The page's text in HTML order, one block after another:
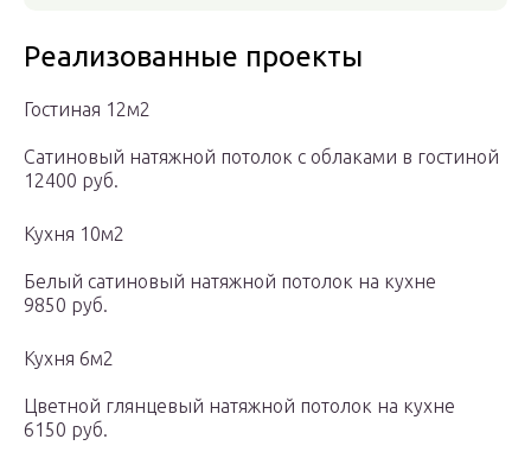
Реализованные проекты
Гостиная 12м2
Сатиновый натяжной потолок с облаками в гостиной
12400 руб.
Кухня 10м2
Белый сатиновый натяжной потолок на кухне
9850 руб.
Кухня 6м2
Цветной глянцевый натяжной потолок на кухне
6150 руб.